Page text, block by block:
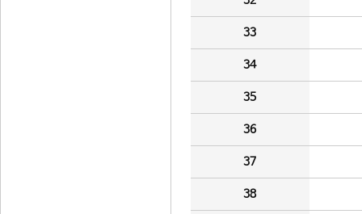
33
34
35
36
37
38